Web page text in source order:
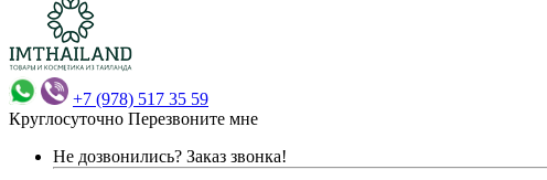
+7 (978) 517 35 59
Круглосуточно Перезвоните мне
Не дозвонились? Заказ звонка!